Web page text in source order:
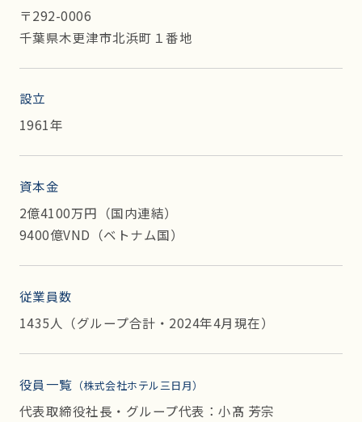
〒292-0006
千葉県木更津市北浜町１番地
設立
1961年
資本金
2億4100万円（国内連結）
9400億VND（ベトナム国）
従業員数
1435人（グループ合計・2024年4月現在）
役員一覧 （株式会社ホテル三日月）
代表取締役社長・グループ代表：小髙 芳宗